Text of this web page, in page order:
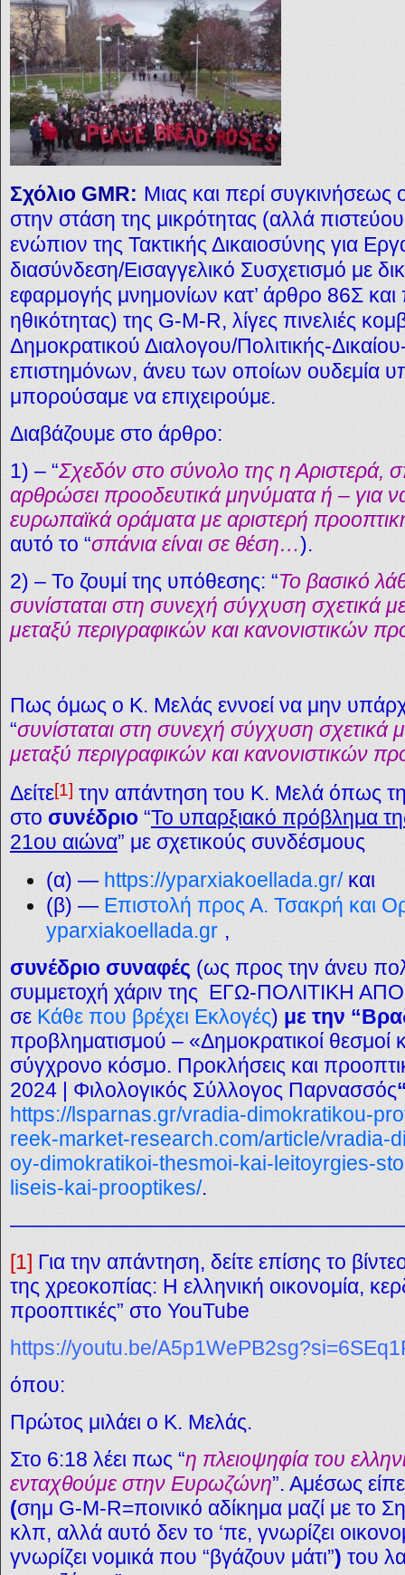
Σχόλιο GMR: Μιας και περί
στην στάση της μικρότητας (αλλά
ενώπιον της Τακτικής Δικαιοσύνης για
διασύνδεση/Εισαγγελικό Συσχετισμό με
εφαρμογής μνημονίων κατ’ άρθρο 86Σ
ηθικότητας) της G-M-R, λίγες πινελιές
Δημοκρατικού Διαλογου/Πολιτικής-
επιστημόνων, άνευ των οποίων ουδεμία
μπορούσαμε να επιχειρούμε.
Διαβάζουμε στο άρθρο:
1) – “Σχεδόν στο σύνολο της η Αριστερά,
αρθρώσει προοδευτικά μηνύματα ή – για
ευρωπαϊκά οράματα με αριστερή
αυτό το “σπάνια είναι σε θέση…).
2) – Το ζουμί της υπόθεσης: “Το βασικό
συνίσταται στη συνεχή σύγχυση σχετικά με
μεταξύ περιγραφικών και κανονιστικών
Πως όμως ο Κ. Μελάς εννοεί να μην
“συνίσταται στη συνεχή σύγχυση σχετικά
μεταξύ περιγραφικών και κανονιστικών
Δείτε[1] την απάντηση του Κ. Μελά όπως
στο συνέδριο “Το υπαρξιακό πρόβλημα
21ου αιώνα” με σχετικούς συνδέσμους
(α) — https://yparxiakoellada.gr/και
(β) — Επιστολή προς Α. Τσακρή και
yparxiakoellada.gr ,
συνέδριο συναφές (ως προς την άνευ
συμμετοχή χάριν της ΕΓΩ-ΠΟΛΙΤΙΚΗ
σε Κάθε που βρέχει Εκλογές) με την
προβληματισμού – «Δημοκρατικοί θεσμοί
σύγχρονο κόσμο. Προκλήσεις και
2024 | Φιλολογικός Σύλλογος Παρνασσός
https://lsparnas.gr/vradia-dimokratikou-
reek-market-research.com/article/vradia-
oy-dimokratikoi-thesmoi-kai-leitoyrgies-
liseis-kai-prooptikes/.
[1] Για την απάντηση, δείτε επίσης το
της χρεοκοπίας: Η ελληνική οικονομία,
προοπτικές” στο YouTube
https://youtu.be/
όπου:
Πρώτος μιλάει ο Κ. Μελάς.
Στο 6:18 λέει πως “η πλειοψηφία του
ενταχθούμε στην Ευρωζώνη”. Αμέσως
(σημ G-M-R=ποινικό αδίκημα μαζί με το
κλπ, αλλά αυτό δεν το ‘πε, γνωρίζει
γνωρίζει νομικά που “βγάζουν μάτι”) του